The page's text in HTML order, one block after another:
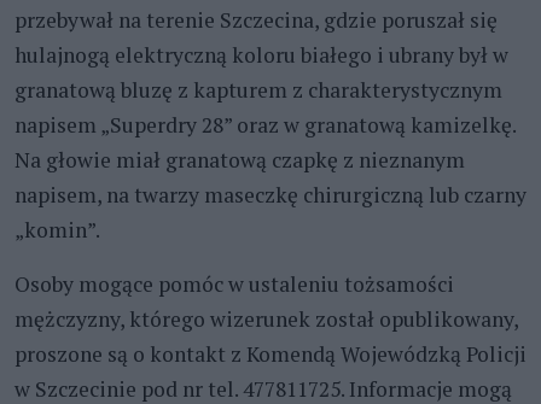
przebywał na terenie Szczecina, gdzie poruszał się
hulajnogą elektryczną koloru białego i ubrany był w
granatową bluzę z kapturem z charakterystycznym
napisem „Superdry 28” oraz w granatową kamizelkę.
Na głowie miał granatową czapkę z nieznanym
napisem, na twarzy maseczkę chirurgiczną lub czarny
„komin”.
Osoby mogące pomóc w ustaleniu tożsamości
mężczyzny, którego wizerunek został opublikowany,
proszone są o kontakt z Komendą Wojewódzką Policji
w Szczecinie pod nr tel. 477811725. Informacje mogą